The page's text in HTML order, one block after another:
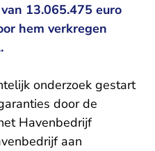
13.065.475 euro
hem verkregen
onderzoek gestart
door de
Havenbedrijf
aan